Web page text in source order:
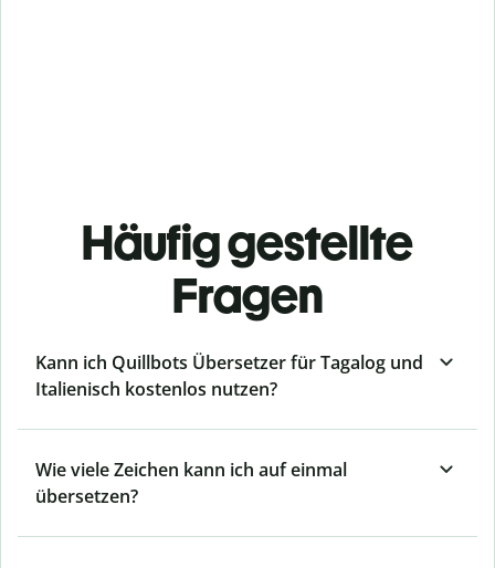
Häufig gestellte
Fragen
Kann ich Quillbots Übersetzer für Tagalog und
Italienisch kostenlos nutzen?
Wie viele Zeichen kann ich auf einmal
übersetzen?